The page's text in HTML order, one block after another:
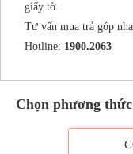
giấy tờ.
Tư vấn mua trả góp
Hotline: 1900.2063
Chọn phương